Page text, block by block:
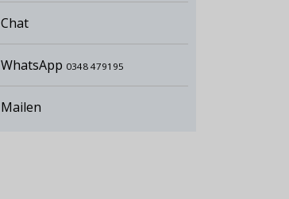
Chat
WhatsApp 0348 479195
Mailen